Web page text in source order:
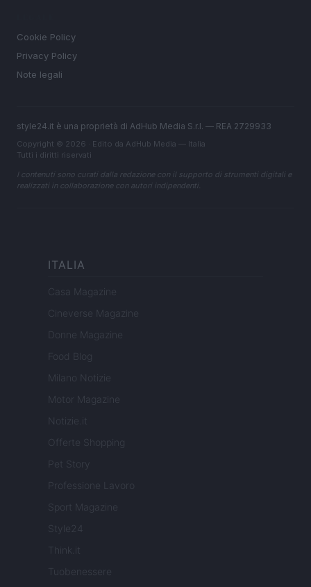
Cookie Policy
Privacy Policy
Note legali
style24.it è una proprietà di AdHub Media S.r.l. — REA 2729933
Copyright © 2026 · Edito da AdHub Media — Italia
Tutti i diritti riservati
I contenuti sono curati dalla redazione con il supporto di strumenti digitali e
realizzati in collaborazione con autori indipendenti.
ITALIA
Casa Magazine
Cineverse Magazine
Donne Magazine
Food Blog
Milano Notizie
Motor Magazine
Notizie.it
Offerte Shopping
Pet Story
Professione Lavoro
Sport Magazine
Style24
Think.it
Tuobenessere